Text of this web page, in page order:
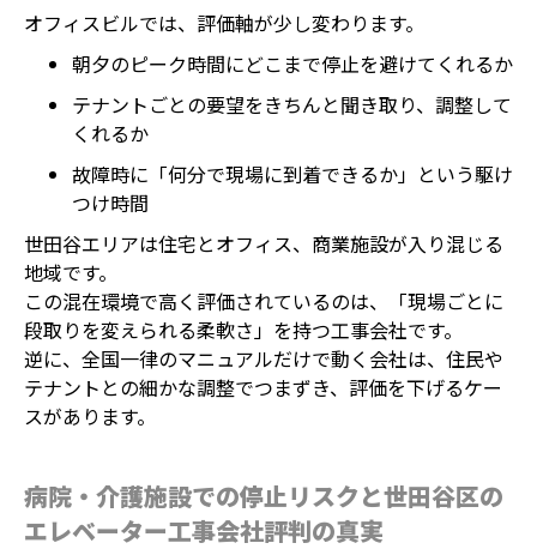
オフィスビルでは、評価軸が少し変わります。
朝夕のピーク時間にどこまで停止を避けてくれるか
テナントごとの要望をきちんと聞き取り、調整して
くれるか
故障時に「何分で現場に到着できるか」という駆け
つけ時間
世田谷エリアは住宅とオフィス、商業施設が入り混じる
地域です。
この混在環境で高く評価されているのは、「現場ごとに
段取りを変えられる柔軟さ」を持つ工事会社です。
逆に、全国一律のマニュアルだけで動く会社は、住民や
テナントとの細かな調整でつまずき、評価を下げるケー
スがあります。
病院・介護施設での停止リスクと世田谷区の
エレベーター工事会社評判の真実